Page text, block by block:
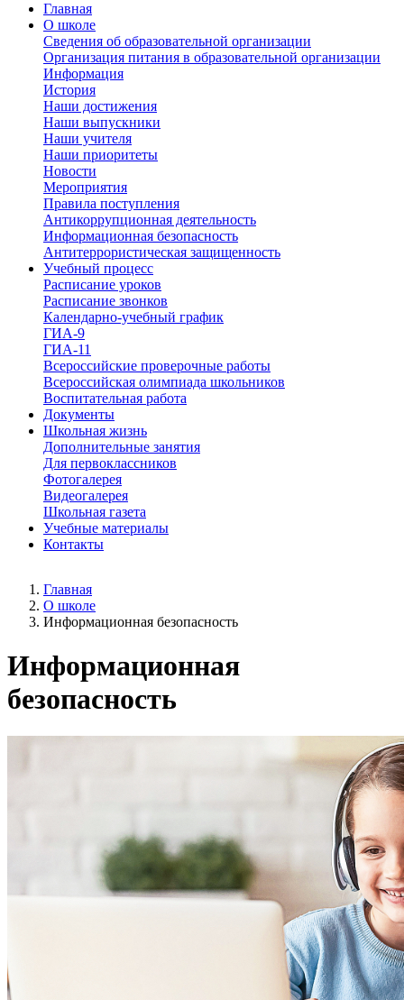
Главная
О школе
Сведения об образовательной организации
Организация питания в образовательной организации
Информация
История
Наши достижения
Наши выпускники
Наши учителя
Наши приоритеты
Новости
Мероприятия
Правила поступления
Антикоррупционная деятельность
Информационная безопасность
Антитеррористическая защищенность
Учебный процесс
Расписание уроков
Расписание звонков
Календарно-учебный график
ГИА-9
ГИА-11
Всероссийские проверочные работы
Всероссийская олимпиада школьников
Воспитательная работа
Документы
Школьная жизнь
Дополнительные занятия
Для первоклассников
Фотогалерея
Видеогалерея
Школьная газета
Учебные материалы
Контакты
Главная
О школе
Информационная безопасность
Информационная
безопасность